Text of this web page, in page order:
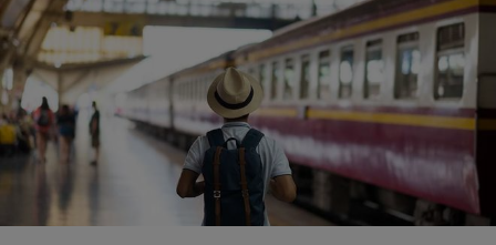
Folgendes bereitzustellen:
Verwendung genauer Standortdaten.
Endgeräteeigenschaften zur Identifikation
aktiv abfragen. Speichern von oder Zugriff auf
Informationen auf einem Endgerät.
Personalisierte Werbung und Inhalte, Messung
von Werbeleistung und der Performance von
Inhalten, Zielgruppenforschung sowie
Entwicklung und Verbesserung von
Angeboten.